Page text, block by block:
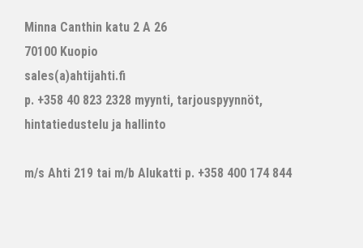
Minna Canthin katu 2 A 26
70100 Kuopio
sales(a)ahtijahti.fi
p. +358 40 823 2328 myynti, tarjouspyynnöt,
hintatiedustelu ja hallinto
m/s Ahti 219 tai m/b Alukatti p. +358 400 174 844